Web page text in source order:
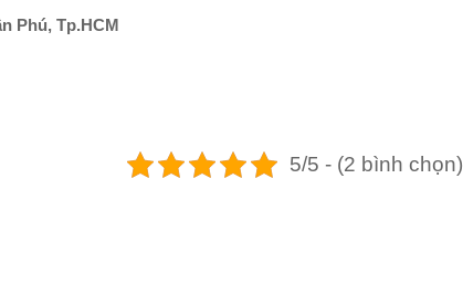
Phú, Tp.HCM
5/5 - (2 bình chọn)